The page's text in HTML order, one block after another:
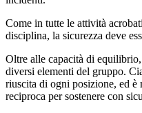
Come in tutte le attività
disciplina, la sicurezza deve
Oltre alle capacità di
diversi elementi del gruppo.
riuscita di ogni posizione, ed è
reciproca per sostenere con